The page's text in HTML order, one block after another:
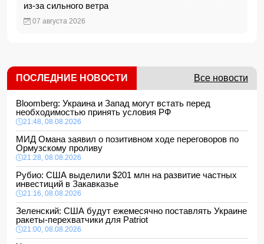
из-за сильного ветра
07 августа 2026
ПОСЛЕДНИЕ НОВОСТИ Все новости
Bloomberg: Украина и Запад могут встать перед
необходимостью принять условия РФ
21:48, 08.08.2026
МИД Омана заявил о позитивном ходе переговоров по
Ормузскому проливу
21:28, 08.08.2026
Рубио: США выделили $201 млн на развитие частных
инвестиций в Закавказье
21:16, 08.08.2026
Зеленский: США будут ежемесячно поставлять Украине
ракеты-перехватчики для Patriot
21:00, 08.08.2026